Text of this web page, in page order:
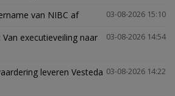
03-08-2026 15:10
van NIBC af
03-08-2026 14:54
executieveiling naar
03-08-2026 14:22
leveren Vesteda